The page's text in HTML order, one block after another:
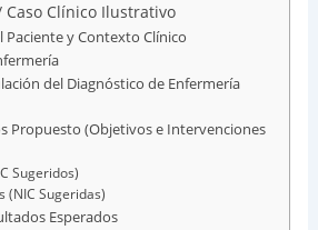
Caso Clínico Ilustrativo
Paciente y Contexto Clínico
del Diagnóstico de Enfermería
Propuesto (Objetivos e Intervenciones
Sugeridos)
(NIC Sugeridas)
Esperados